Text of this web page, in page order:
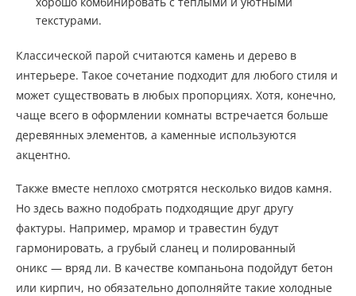
текстурами.
Классической парой считаются камень и дерево в
интерьере. Такое сочетание подходит для любого стиля и
может существовать в любых пропорциях. Хотя, конечно,
чаще всего в оформлении комнаты встречается больше
деревянных элементов, а каменные используются
акцентно.
Также вместе неплохо смотрятся несколько видов камня.
Но здесь важно подобрать подходящие друг другу
фактуры. Например, мрамор и травестин будут
гармонировать, а грубый сланец и полированный
оникс — вряд ли. В качестве компаньона подойдут бетон
или кирпич, но обязательно дополняйте такие холодные